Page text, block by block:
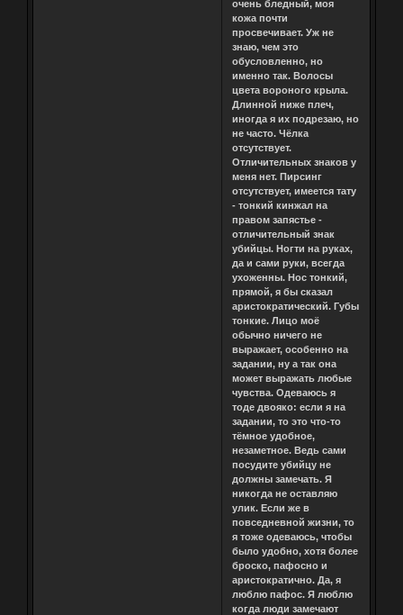
очень бледный, моя
кожа почти
просвечивает. Уж не
знаю, чем это
обусловленно, но
именно так. Волосы
цвета вороного крыла.
Длинной ниже плеч,
иногда я их подрезаю, но
не часто. Чёлка
отсутствует.
Отличительных знаков у
меня нет. Пирсинг
отсутствует, имеется тату
- тонкий кинжал на
правом запястье -
отличительный знак
убийцы. Ногти на руках,
да и сами руки, всегда
ухоженны. Нос тонкий,
прямой, я бы сказал
аристократический. Губы
тонкие. Лицо моё
обычно ничего не
выражает, особенно на
задании, ну а так она
может выражать любые
чувства. Одеваюсь я
тоде двояко: если я на
задании, то это что-то
тёмное удобное,
незаметное. Ведь сами
посудите убийцу не
должны замечать. Я
никогда не оставляю
улик. Если же в
повседневной жизни, то
я тоже одеваюсь, чтобы
было удобно, хотя более
броско, пафосно и
аристократично. Да, я
люблю пафос. Я люблю
когда люди замечают